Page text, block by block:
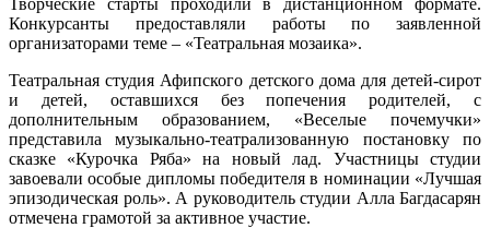
Конкурсанты предоставляли работы по заявленной
организаторами теме – «Театральная мозаика».
Театральная студия Афипского детского дома для детей-сирот
и детей, оставшихся без попечения родителей, с
дополнительным образованием, «Веселые почемучки»
представила музыкально-театрализованную постановку по
сказке «Курочка Ряба» на новый лад. Участницы студии
завоевали особые дипломы победителя в номинации «Лучшая
эпизодическая роль». А руководитель студии Алла Багдасарян
отмечена грамотой за активное участие.